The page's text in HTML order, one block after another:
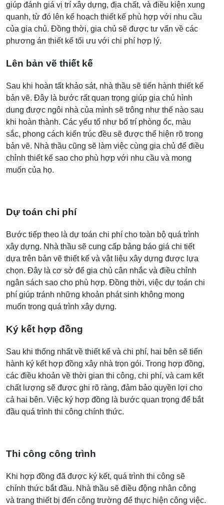
giúp đánh giá vị trí xây dựng, địa chất, và điều kiện xung
quanh, từ đó lên kế hoạch thiết kế phù hợp với nhu cầu
của gia chủ. Đồng thời, gia chủ sẽ được tư vấn về các
phương án thiết kế tối ưu với chi phí hợp lý.
Lên bản vẽ thiết kế
Sau khi hoàn tất khảo sát, nhà thầu sẽ tiến hành thiết kế
bản vẽ. Đây là bước rất quan trọng giúp gia chủ hình
dung được ngôi nhà của mình sẽ trông như thế nào sau
khi hoàn thành. Các yếu tố như bố trí phòng ốc, màu
sắc, phong cách kiến trúc đều sẽ được thể hiện rõ trong
bản vẽ. Nhà thầu cũng sẽ làm việc cùng gia chủ để điều
chỉnh thiết kế sao cho phù hợp với nhu cầu và mong
muốn của họ.
Dự toán chi phí
Bước tiếp theo là dự toán chi phí cho toàn bộ quá trình
xây dựng. Nhà thầu sẽ cung cấp bảng báo giá chi tiết
dựa trên bản vẽ thiết kế và vật liệu xây dựng được lựa
chọn. Đây là cơ sở để gia chủ cân nhắc và điều chỉnh
ngân sách sao cho phù hợp. Đồng thời, việc dự toán chi
phí giúp tránh những khoản phát sinh không mong
muốn trong quá trình xây dựng.
Ký kết hợp đồng
Sau khi thống nhất về thiết kế và chi phí, hai bên sẽ tiến
hành ký kết hợp đồng xây nhà trọn gói. Trong hợp đồng,
các điều khoản về thời gian thi công, chi phí, và cam kết
chất lượng sẽ được ghi rõ ràng, đảm bảo quyền lợi cho
cả hai bên. Việc ký hợp đồng là bước quan trọng để bắt
đầu quá trình thi công chính thức.
Thi công công trình
Khi hợp đồng đã được ký kết, quá trình thi công sẽ
chính thức bắt đầu. Nhà thầu sẽ điều động nhân công
và trang thiết bị đến công trường để thực hiện công việc.